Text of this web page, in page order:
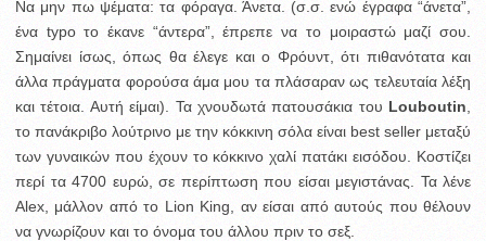
Να μην πω ψέματα: τα φόραγα. Άνετα.(σ.σ. ενώ έγραφα “άνετα”,
ένα typo το έκανε “άντερα”, έπρεπε να το μοιραστώ μαζί σου.
Σημαίνει ίσως, όπως θα έλεγε και ο Φρόυντ, ότι πιθανότατα και
άλλα πράγματα φορούσα άμα μου τα πλάσαραν ως τελευταία λέξη
και τέτοια. Αυτή είμαι). Τα χνουδωτά πατουσάκια του Louboutin
το πανάκριβο λούτρινο με την κόκκινη σόλα είναι best seller μεταξύ
των γυναικών που έχουν το κόκκινο χαλί πατάκι εισόδου. Κοστίζει
περί τα 4700 ευρώ, σε περίπτωση που είσαι μεγιστάνας. Τα λένε
Alex, μάλλον από το Lion King, αν είσαι από αυτούς που θέλουν
να γνωρίζουν και το όνομα του άλλου πριν το σεξ.